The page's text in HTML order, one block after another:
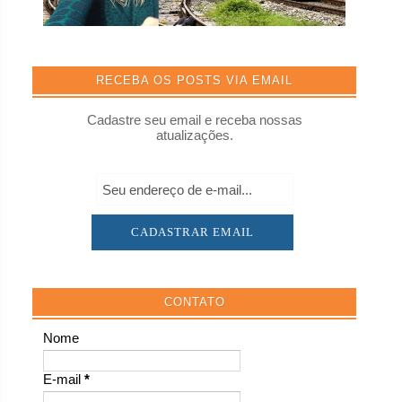
RECEBA OS POSTS VIA EMAIL
Cadastre seu email e receba nossas
atualizações.
CONTATO
Nome
E-mail *